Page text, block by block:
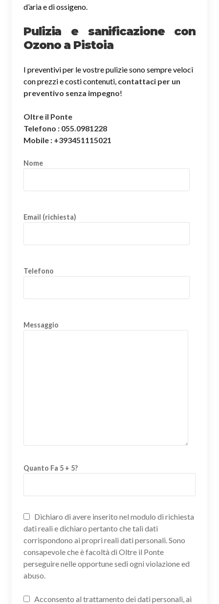
d’aria e di ossigeno.
Pulizia e sanificazione con
Ozono a Pistoia
I preventivi per le vostre pulizie sono sempre veloci
con prezzi e costi contenuti, contattaci per un
preventivo senza impegno!
Oltre il Ponte
Telefono : 055.0981228
Mobile : +393451115021
Nome
Email (richiesta)
Telefono
Messaggio
Quanto Fa 5 + 5?
Dichiaro di avere inserito nel modulo di richiesta
dati reali e dichiaro pertanto che tali dati
corrispondono ai propri reali dati personali. Sono
consapevole che è facoltà di Oltre il Ponte
perseguire nelle opportune sedi ogni violazione ed
abuso.
Acconsento al trattamento dei dati personali, ai